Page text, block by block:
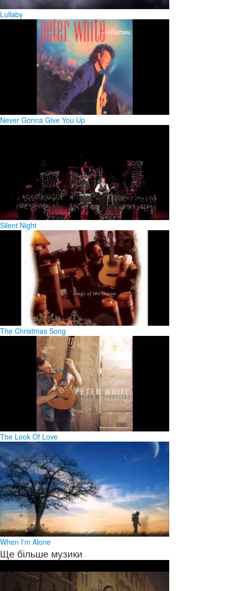
Lullaby
Never Gonna Give You Up
Silent Night
The Christmas Song
The Look Of Love
When I'm Alone
Ще більше музики